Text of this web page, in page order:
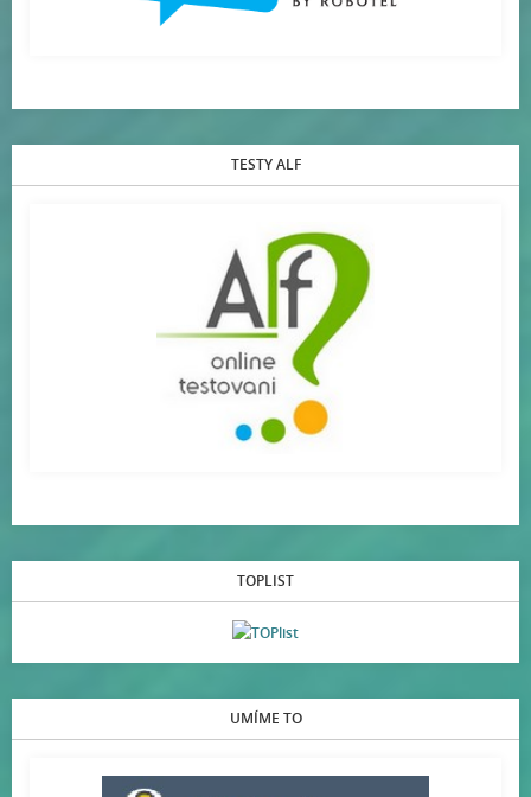
TESTY ALF
TOPLIST
UMÍME TO